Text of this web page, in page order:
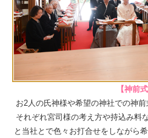
【神前式
お2人の氏神様や希望の神社での神
それぞれ宮司様の考え方や持込み料
と当社とで色々お打合せをしながら